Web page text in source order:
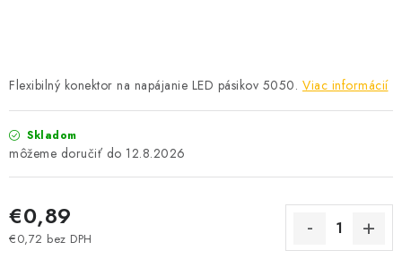
O NÁS - MEGALED & JANTON ZÁKAMENNÉ
Obchodné podmienky
Podmienky ochrany osobných údajov
Flexibilný konektor na napájanie LED pásikov 5050. Viac informácií
Skladom
12.8.2026
€0,89
€0,72 bez DPH